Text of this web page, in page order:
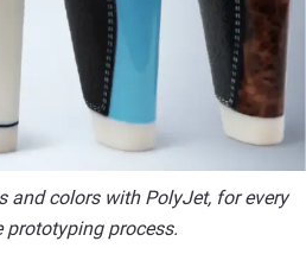
and colors with PolyJet, for every
prototyping process.